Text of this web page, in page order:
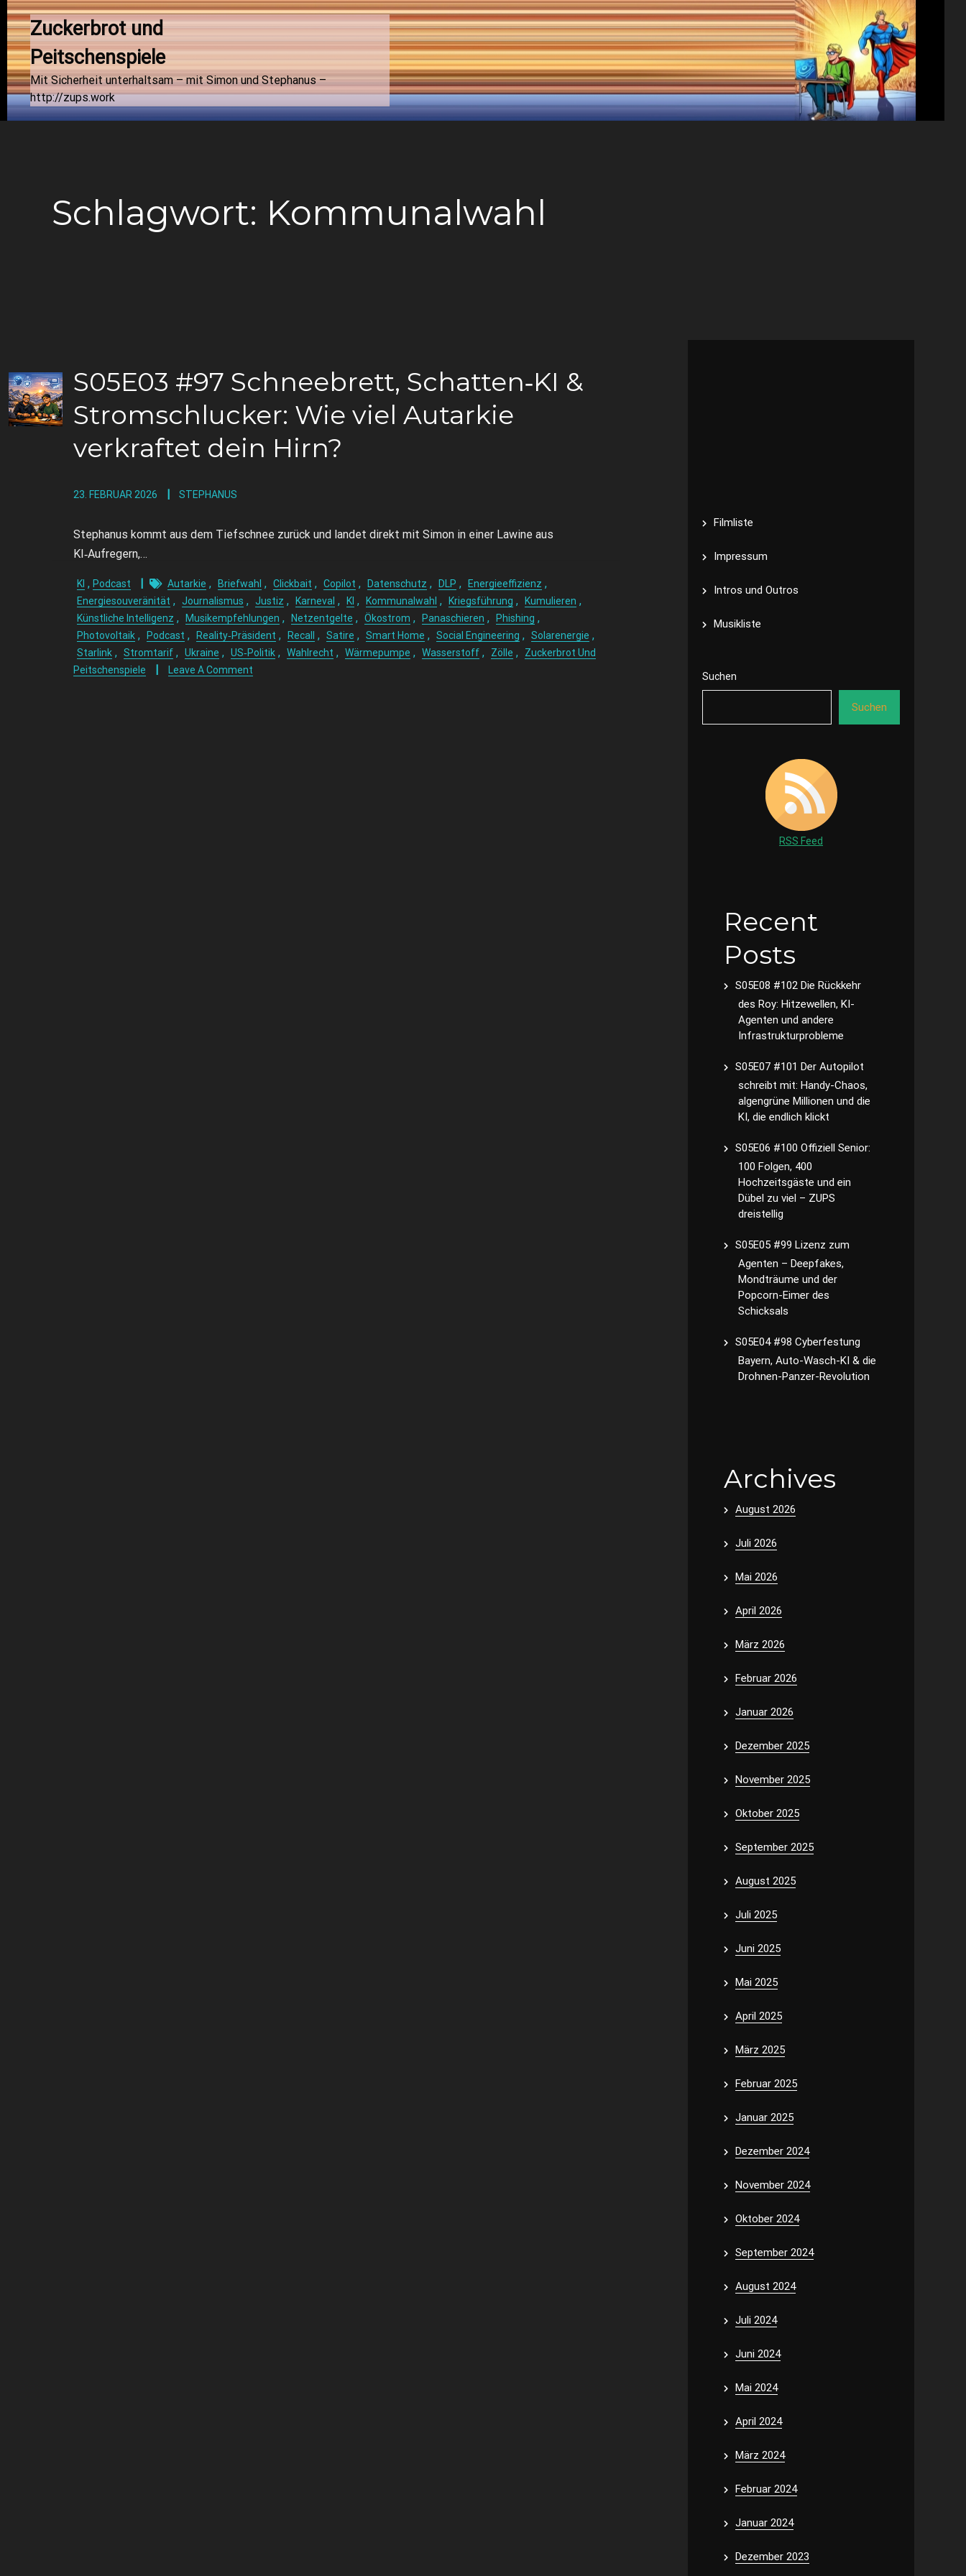
Zuckerbrot und
Peitschenspiele
Mit Sicherheit unterhaltsam – mit Simon und Stephanus –
http://zups.work
Schlagwort: Kommunalwahl
S05E03 #97 Schneebrett, Schatten‑KI &
Stromschlucker: Wie viel Autarkie
verkraftet dein Hirn?
23. FEBRUAR 2026 STEPHANUS
Stephanus kommt aus dem Tiefschnee zurück und landet direkt mit Simon in einer Lawine aus
KI‑Aufregern,…
KI , Podcast Autarkie , Briefwahl , Clickbait , Copilot , Datenschutz , DLP , Energieeffizienz ,
Energiesouveränität , Journalismus , Justiz , Karneval , KI , Kommunalwahl , Kriegsführung , Kumulieren ,
Künstliche Intelligenz , Musikempfehlungen , Netzentgelte , Ökostrom , Panaschieren , Phishing ,
Photovoltaik , Podcast , Reality‑Präsident , Recall , Satire , Smart Home , Social Engineering , Solarenergie ,
Starlink , Stromtarif , Ukraine , US‑Politik , Wahlrecht , Wärmepumpe , Wasserstoff , Zölle ,
Zuckerbrot Und
Peitschenspiele
Leave A Comment
Filmliste
Impressum
Intros und Outros
Musikliste
Suchen
Suchen
RSS Feed
Recent
Posts
S05E08 #102 Die Rückkehr
des Roy: Hitzewellen, KI-
Agenten und andere
Infrastrukturprobleme
S05E07 #101 Der Autopilot
schreibt mit: Handy-Chaos,
algengrüne Millionen und die
KI, die endlich klickt
S05E06 #100 Offiziell Senior:
100 Folgen, 400
Hochzeitsgäste und ein
Dübel zu viel – ZUPS
dreistellig
S05E05 #99 Lizenz zum
Agenten – Deepfakes,
Mondträume und der
Popcorn-Eimer des
Schicksals
S05E04 #98 Cyberfestung
Bayern, Auto-Wasch-KI & die
Drohnen-Panzer-Revolution
Archives
August 2026
Juli 2026
Mai 2026
April 2026
März 2026
Februar 2026
Januar 2026
Dezember 2025
November 2025
Oktober 2025
September 2025
August 2025
Juli 2025
Juni 2025
Mai 2025
April 2025
März 2025
Februar 2025
Januar 2025
Dezember 2024
November 2024
Oktober 2024
September 2024
August 2024
Juli 2024
Juni 2024
Mai 2024
April 2024
März 2024
Februar 2024
Januar 2024
Dezember 2023